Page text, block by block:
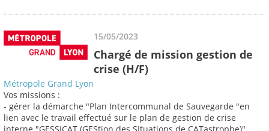
15/05/2023
Chargé de mission gestion de
crise (H/F)
Métropole Grand Lyon
Vos missions :
- gérer la démarche "Plan Intercommunal de Sauvegarde "en
lien avec le travail effectué sur le plan de gestion de crise